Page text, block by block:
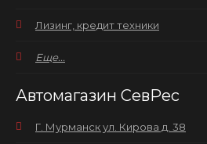
Лизинг, кредит техники
Еще...
Автомагазин СевРес
Г. Мурманск ул. Кирова д. 38